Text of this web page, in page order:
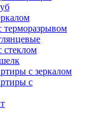
терморазрывом
стеклом
с зеркалом
с